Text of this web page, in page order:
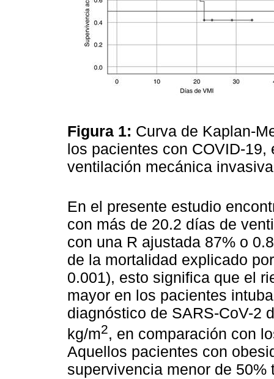
Figura 1: Curva de Kaplan-
los pacientes con COVID-
ventilación mecánica
En el presente estudio
con más de 20.2 días de
con una R ajustada 87% o
de la mortalidad explicado
0.001), esto significa que el
mayor en los pacientes
diagnóstico de SARS-CoV-2
kg/m2, en comparación con
Aquellos pacientes con
supervivencia menor de